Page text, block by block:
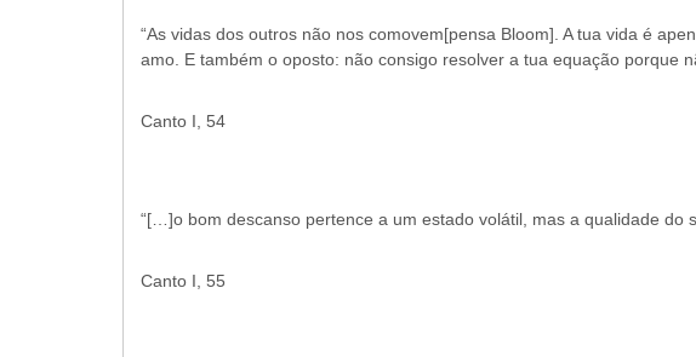
“As vidas dos outros não nos comovem[pensa Bloom]. A tua vida é
amo. E também o oposto: não consigo resolver a tua equação porque
Canto I, 54
“[…]o bom descanso pertence a um estado volátil, mas a qualidade do
Canto I, 55